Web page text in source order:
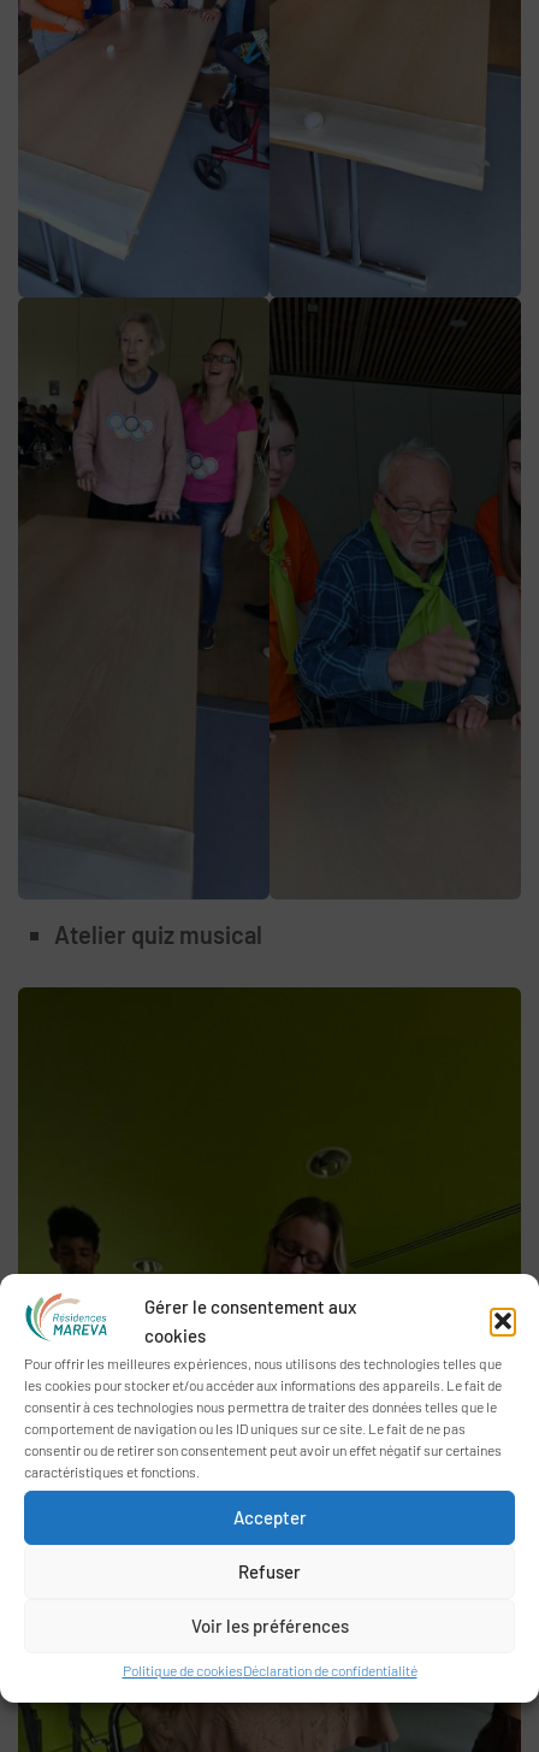
Gérer le consentement aux
cookies
Pour offrir les meilleures expériences, nous utilisons des technologies telles que
les cookies pour stocker et/ou accéder aux informations des appareils. Le fait de
consentir à ces technologies nous permettra de traiter des données telles que le
comportement de navigation ou les ID uniques sur ce site. Le fait de ne pas
consentir ou de retirer son consentement peut avoir un effet négatif sur certaines
caractéristiques et fonctions.
Accepter
Refuser
Voir les préférences
Politique de cookiesDéclaration de confidentialité
Atelier quiz musical